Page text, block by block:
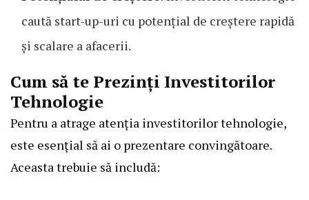
caută start-up-uri cu potențial de creștere rapidă
și scalare a afacerii.
Cum să te Prezinți Investitorilor
Tehnologie
Pentru a atrage atenția investitorilor tehnologie,
este esențial să ai o prezentare convingătoare.
Aceasta trebuie să includă: